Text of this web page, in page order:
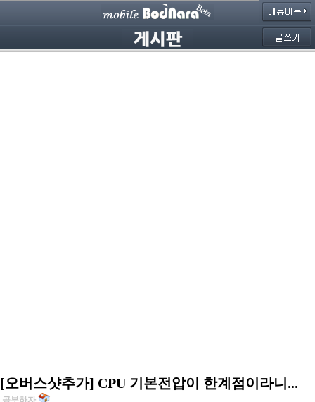
[오버스샷추가] CPU 기본전압이 한계점이라니...
공부하자